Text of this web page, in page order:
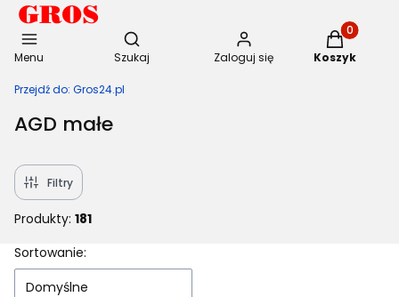
Menu
Otwórz wyszukiwarkę
Szukaj Zaloguj się
Produkty
Koszyk
Przejdź do: Gros24.pl
AGD małe
Filtry
Produkty: 181
Lista produktów
Sortowanie:
Domyślne